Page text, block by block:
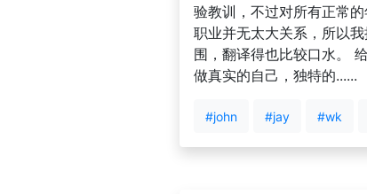
验教训，不过对所有正常
职业并无太大关系，所以
围，翻译得也比较口水。
做真实的自己，独特的......
#john #jay #wk